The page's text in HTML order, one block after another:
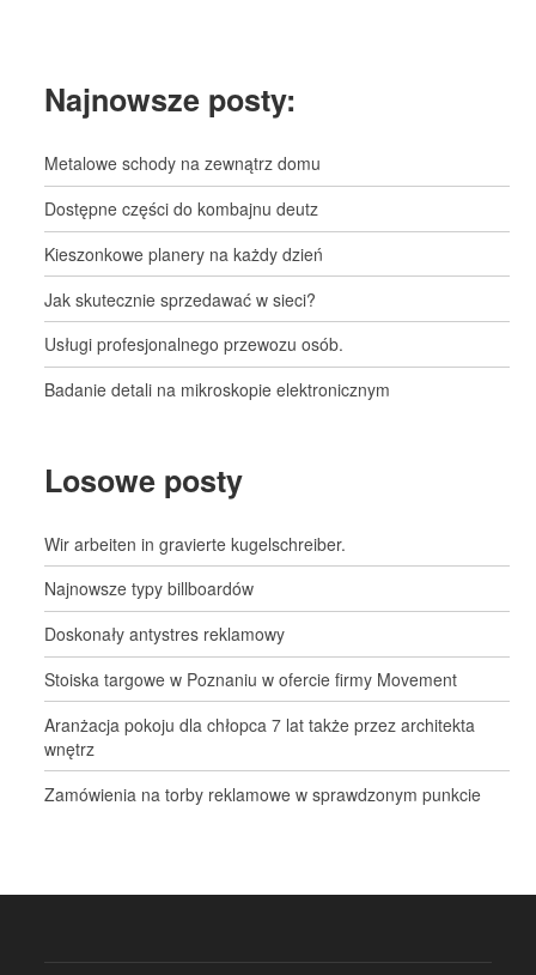
Najnowsze posty:
Metalowe schody na zewnątrz domu
Dostępne części do kombajnu deutz
Kieszonkowe planery na każdy dzień
Jak skutecznie sprzedawać w sieci?
Usługi profesjonalnego przewozu osób.
Badanie detali na mikroskopie elektronicznym
Losowe posty
Wir arbeiten in gravierte kugelschreiber.
Najnowsze typy billboardów
Doskonały antystres reklamowy
Stoiska targowe w Poznaniu w ofercie firmy Movement
Aranżacja pokoju dla chłopca 7 lat także przez architekta
wnętrz
Zamówienia na torby reklamowe w sprawdzonym punkcie